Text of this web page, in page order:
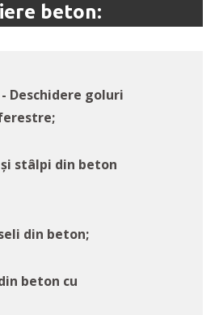
beton:
Deschidere goluri
stâlpi din beton
din beton;
beton cu